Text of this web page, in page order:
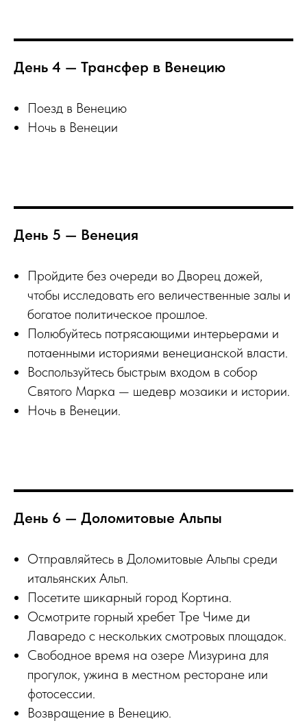
День 4 — Трансфер в Венецию
Поезд в Венецию
Ночь в Венеции
День 5 — Венеция
Пройдите без очереди во Дворец дожей,
чтобы исследовать его величественные залы и
богатое политическое прошлое.
Полюбуйтесь потрясающими интерьерами и
потаенными историями венецианской власти.
Воспользуйтесь быстрым входом в собор
Святого Марка — шедевр мозаики и истории.
Ночь в Венеции.
День 6 — Доломитовые Альпы
Отправляйтесь в Доломитовые Альпы среди
итальянских Альп.
Посетите шикарный город Кортина.
Осмотрите горный хребет Тре Чиме ди
Лаваредо с нескольких смотровых площадок.
Свободное время на озере Мизурина для
прогулок, ужина в местном ресторане или
фотосессии.
Возвращение в Венецию.